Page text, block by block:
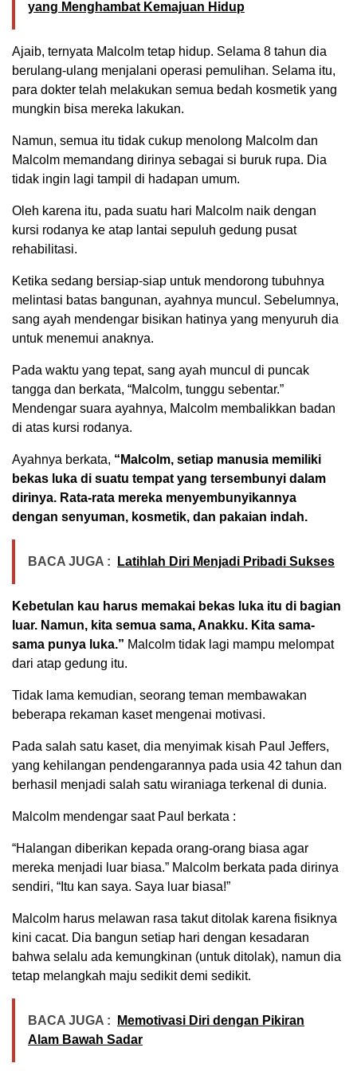
yang Menghambat Kemajuan Hidup
Ajaib, ternyata Malcolm tetap hidup. Selama 8 tahun dia
berulang-ulang menjalani operasi pemulihan. Selama itu,
para dokter telah melakukan semua bedah kosmetik yang
mungkin bisa mereka lakukan.
Namun, semua itu tidak cukup menolong Malcolm dan
Malcolm memandang dirinya sebagai si buruk rupa. Dia
tidak ingin lagi tampil di hadapan umum.
Oleh karena itu, pada suatu hari Malcolm naik dengan
kursi rodanya ke atap lantai sepuluh gedung pusat
rehabilitasi.
Ketika sedang bersiap-siap untuk mendorong tubuhnya
melintasi batas bangunan, ayahnya muncul. Sebelumnya,
sang ayah mendengar bisikan hatinya yang menyuruh dia
untuk menemui anaknya.
Pada waktu yang tepat, sang ayah muncul di puncak
tangga dan berkata, “Malcolm, tunggu sebentar.”
Mendengar suara ayahnya, Malcolm membalikkan badan
di atas kursi rodanya.
Ayahnya berkata, “Malcolm, setiap manusia memiliki
bekas luka di suatu tempat yang tersembunyi dalam
dirinya. Rata-rata mereka menyembunyikannya
dengan senyuman, kosmetik, dan pakaian indah.
BACA JUGA : Latihlah Diri Menjadi Pribadi Sukses
Kebetulan kau harus memakai bekas luka itu di bagian
luar. Namun, kita semua sama, Anakku. Kita sama-
sama punya luka.” Malcolm tidak lagi mampu melompat
dari atap gedung itu.
Tidak lama kemudian, seorang teman membawakan
beberapa rekaman kaset mengenai motivasi.
Pada salah satu kaset, dia menyimak kisah Paul Jeffers,
yang kehilangan pendengarannya pada usia 42 tahun dan
berhasil menjadi salah satu wiraniaga terkenal di dunia.
Malcolm mendengar saat Paul berkata :
“Halangan diberikan kepada orang-orang biasa agar
mereka menjadi luar biasa.” Malcolm berkata pada dirinya
sendiri, “Itu kan saya. Saya luar biasa!”
Malcolm harus melawan rasa takut ditolak karena fisiknya
kini cacat. Dia bangun setiap hari dengan kesadaran
bahwa selalu ada kemungkinan (untuk ditolak), namun dia
tetap melangkah maju sedikit demi sedikit.
BACA JUGA :
Memotivasi Diri dengan Pikiran
Alam Bawah Sadar